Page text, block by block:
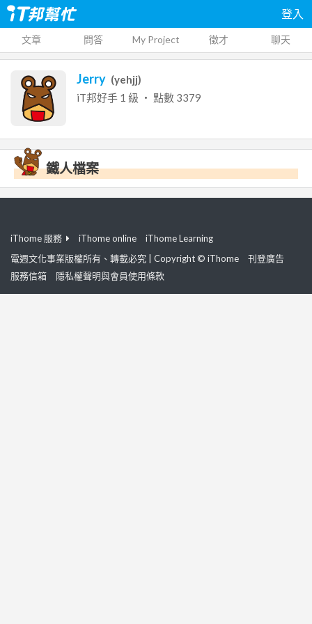
登入
文章 問答 My Project 徵才 聊天
Jerry (yehjj)
iT邦好手 1 級 ‧ 點數 3379
鐵人檔案
iThome 服務 iThome online
iThome Learning
電週文化事業版權所有、轉載必究 | Copyright © iThome
刊登廣告
服務信箱
隱私權聲明與會員使用條款